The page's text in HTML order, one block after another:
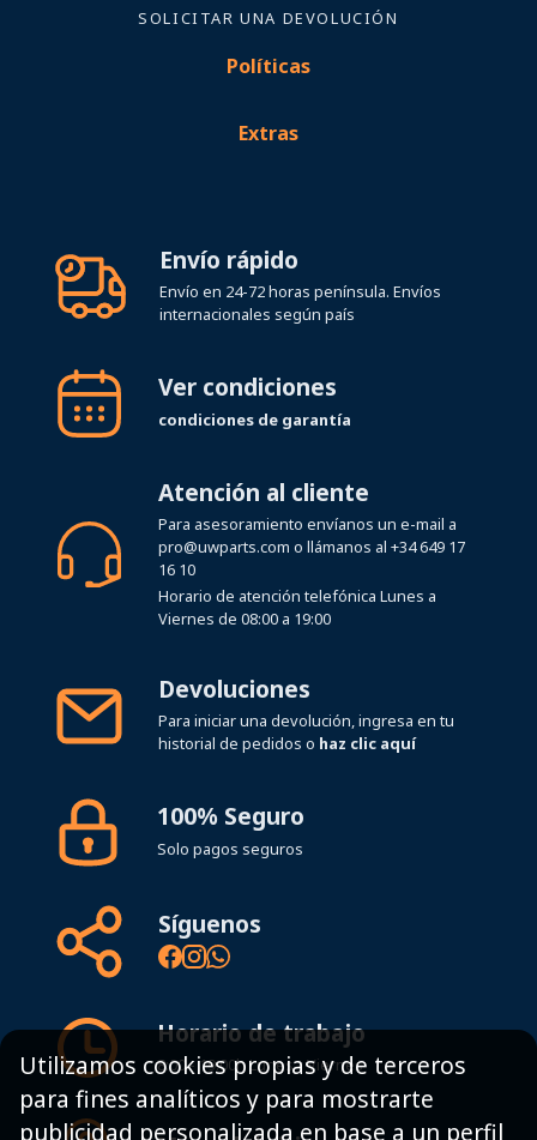
Políticas
Envío en 24-72 horas península. Envíos
internacionales según país
condiciones de garantía
Para asesoramiento envíanos un e-mail a
pro@uwparts.com o llámanos al
16 10
Horario de atención telefónica Lunes a
Viernes de 08:00 a 19:00
Para iniciar una devolución, ingresa en tu
historial de pedidos o
Solo pagos seguros
8:00 - 19:00h Lunes - Viernes
Mapa del sitio
Utilizamos cookies propias y de terceros
para fines analíticos y para mostrarte
publicidad personalizada en base a un perfil